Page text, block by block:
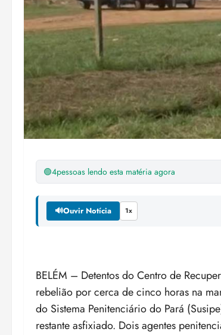
🟢4pessoas lendo esta matéria agora
🔊Ouvir Notícia 1x
BELÉM – Detentos do Centro de
rebelião por cerca de cinco horas na
do Sistema Penitenciário do Pará
restante asfixiado. Dois agentes